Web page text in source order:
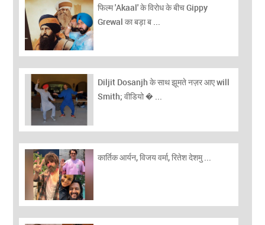
फिल्म 'Akaal' के विरोध के बीच Gippy
Grewal का बड़ा ब ...
Diljit Dosanjh के साथ झूमते नज़र आए will
Smith; वीडियो � ...
कार्तिक आर्यन, विजय वर्मा, रितेश देशमु ...